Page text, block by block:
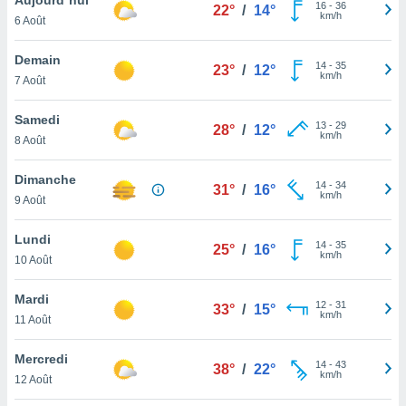
et
»,
au
vous
qu'ils
ou
le
ainsi
un
la
du
6 Août
22° / 14° 16- 36
km/h
Demain
7 Août
23° / 12° 14- 35
km/h
Samedi
8 Août
28° / 12° 13- 29
km/h
Dimanche
9 Août
31° / 16° 14- 34
km/h
Lundi
10 Août
25° / 16° 14- 35
km/h
Mardi
11 Août
33° / 15° 12- 31
km/h
Mercredi
12 Août
38° / 22° 14- 43
km/h